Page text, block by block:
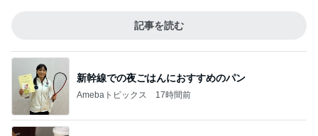
記事を読む
新幹線での夜ごはんにおすすめのパン
Amebaトピックス 17時間前